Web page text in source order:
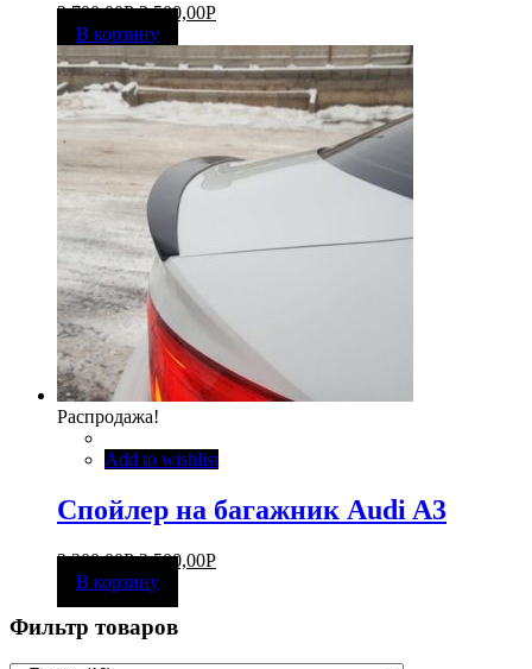
3 700,00Р 2 500,00Р
В корзину
Распродажа!
Add to wishlist
Спойлер на багажник Audi A3
3 300,00Р 2 500,00Р
В корзину
Фильтр товаров